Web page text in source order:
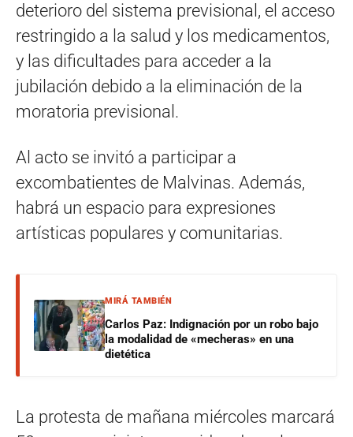
deterioro del sistema previsional, el acceso
restringido a la salud y los medicamentos,
y las dificultades para acceder a la
jubilación debido a la eliminación de la
moratoria previsional.
Al acto se invitó a participar a
excombatientes de Malvinas. Además,
habrá un espacio para expresiones
artísticas populares y comunitarias.
MIRÁ TAMBIÉN
Carlos Paz: Indignación por un robo bajo
la modalidad de «mecheras» en una
dietética
La protesta de mañana miércoles marcará